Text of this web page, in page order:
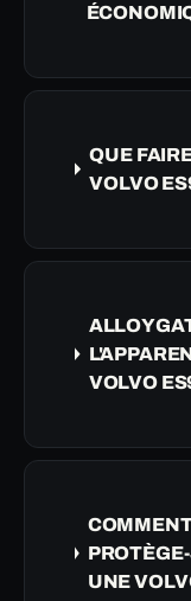
QUE
VOLVO
VOLVO
UNE